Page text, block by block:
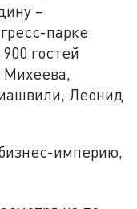
–
парке
гостей
Леонид
империю,